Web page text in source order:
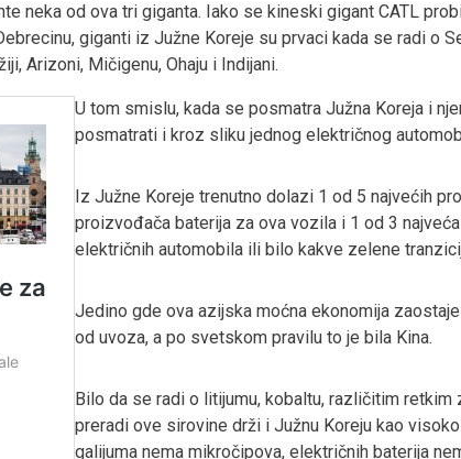
neka od ova tri giganta. Iako se kineski gigant CATL
giganti iz Južne Koreje su prvaci kada se radi o
Arizoni, Mičigenu, Ohaju i Indijani.
U tom smislu, kada se posmatra Južna Koreja i
posmatrati i kroz sliku jednog električnog
Iz Južne Koreje trenutno dolazi 1 od 5 najvećih
proizvođača baterija za ova vozila i 1 od 3
električnih automobila ili bilo kakve zelene
Jedino gde ova azijska moćna ekonomija
od uvoza, a po svetskom pravilu to je bila Kina.
Bilo da se radi o litijumu, kobaltu, različitim
preradi ove sirovine drži i Južnu Koreju kao
galijuma nema mikročipova, električnih baterija